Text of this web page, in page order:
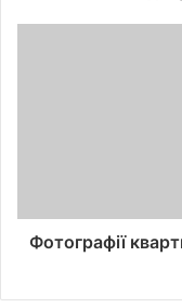
Фотографії